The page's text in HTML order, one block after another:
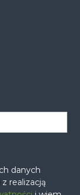
danych
realizacją